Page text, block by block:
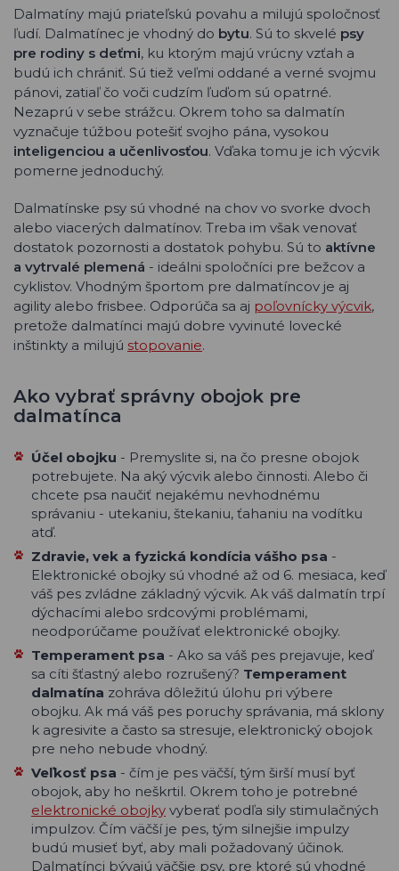
Dalmatíny majú priateľskú povahu a milujú spoločnosť
ľudí. Dalmatínec je vhodný do bytu. Sú to skvelé psy
pre rodiny s deťmi, ku ktorým majú vrúcny vzťah a
budú ich chrániť. Sú tiež veľmi oddané a verné svojmu
pánovi, zatiaľ čo voči cudzím ľuďom sú opatrné.
Nezaprú v sebe strážcu. Okrem toho sa dalmatín
vyznačuje túžbou potešiť svojho pána, vysokou
inteligenciou a učenlivosťou. Vďaka tomu je ich výcvik
pomerne jednoduchý.
Dalmatínske psy sú vhodné na chov vo svorke dvoch
alebo viacerých dalmatínov. Treba im však venovať
dostatok pozornosti a dostatok pohybu. Sú to aktívne
a vytrvalé plemená - ideálni spoločníci pre bežcov a
cyklistov. Vhodným športom pre dalmatíncov je aj
agility alebo frisbee. Odporúča sa aj poľovnícky výcvik,
pretože dalmatínci majú dobre vyvinuté lovecké
inštinkty a milujú stopovanie.
Ako vybrať správny obojok pre
dalmatínca
Účel obojku - Premyslite si, na čo presne obojok
potrebujete. Na aký výcvik alebo činnosti. Alebo či
chcete psa naučiť nejakému nevhodnému
správaniu - utekaniu, štekaniu, ťahaniu na vodítku
atď.
Zdravie, vek a fyzická kondícia vášho psa -
Elektronické obojky sú vhodné až od 6. mesiaca, keď
váš pes zvládne základný výcvik. Ak váš dalmatín trpí
dýchacími alebo srdcovými problémami,
neodporúčame používať elektronické obojky.
Temperament psa - Ako sa váš pes prejavuje, keď
sa cíti šťastný alebo rozrušený? Temperament
dalmatína zohráva dôležitú úlohu pri výbere
obojku. Ak má váš pes poruchy správania, má sklony
k agresivite a často sa stresuje, elektronický obojok
pre neho nebude vhodný.
Veľkosť psa - čím je pes väčší, tým širší musí byť
obojok, aby ho neškrtil. Okrem toho je potrebné
elektronické obojky vyberať podľa sily stimulačných
impulzov. Čím väčší je pes, tým silnejšie impulzy
budú musieť byť, aby mali požadovaný účinok.
Dalmatínci bývajú väčšie psy, pre ktoré sú vhodné